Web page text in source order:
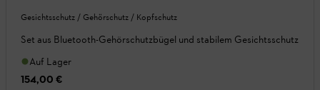
Gesichtsschutz / Gehörschutz / Kopfschutz
Set aus Bluetooth-Gehörschutzbügel und stabilem Gesichtsschutz
Auf Lager
154,00 €